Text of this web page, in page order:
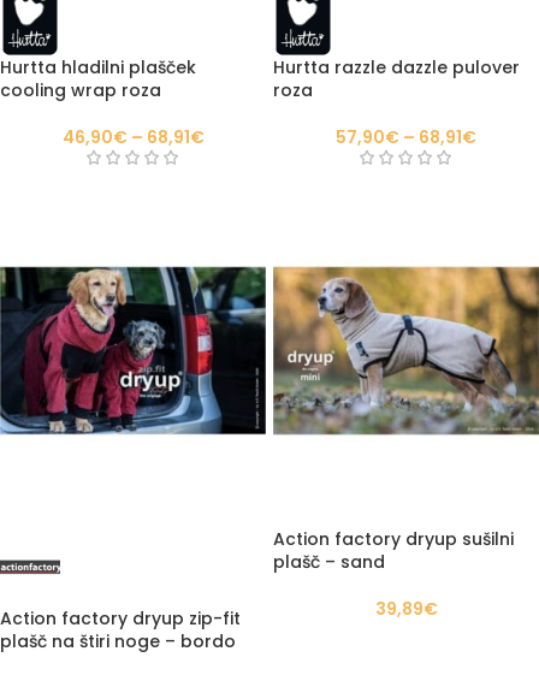
Hurtta hladilni plašček
cooling wrap roza
46,90€ – 68,91€
Hurtta razzle dazzle pulover
roza
57,90€ – 68,91€
Action factory dryup zip-fit
plašč na štiri noge – bordo
Action factory dryup sušilni
plašč – sand
39,89€